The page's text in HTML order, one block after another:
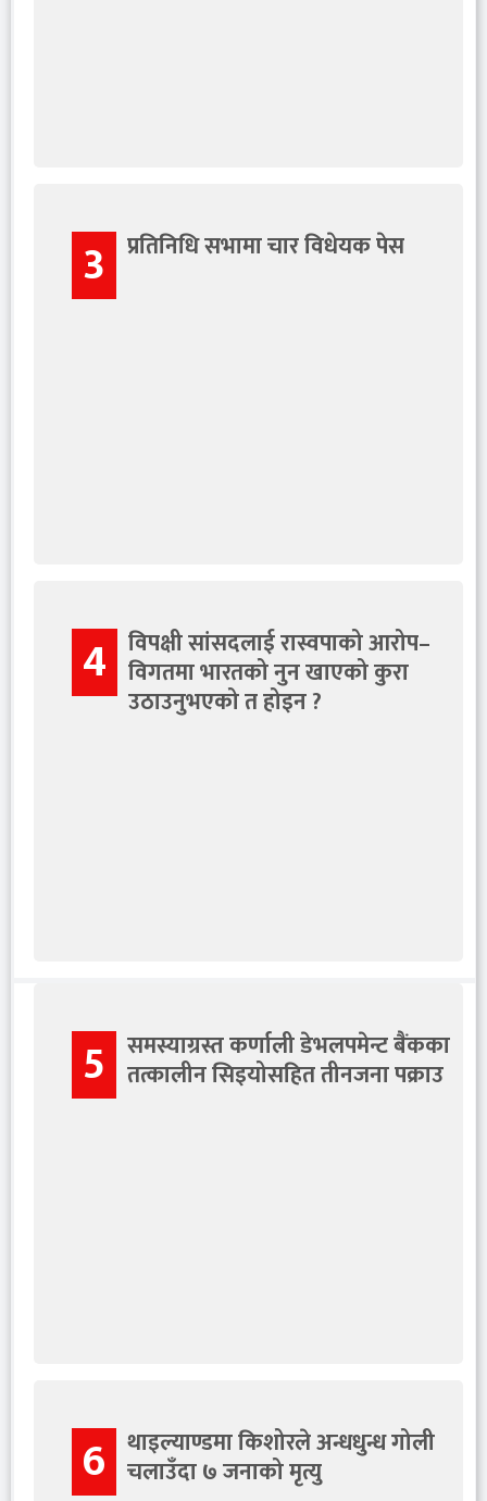
3 प्रतिनिधि सभामा चार विधेयक पेस
4 विपक्षी सांसदलाई रास्वपाको आरोप–
विगतमा भारतको नुन खाएको कुरा
उठाउनुभएको त होइन ?
5 समस्याग्रस्त कर्णाली डेभलपमेन्ट बैंकका
तत्कालीन सिइयोसहित तीनजना पक्राउ
6 थाइल्याण्डमा किशोरले अन्धधुन्ध गोली
चलाउँदा ७ जनाको मृत्यु